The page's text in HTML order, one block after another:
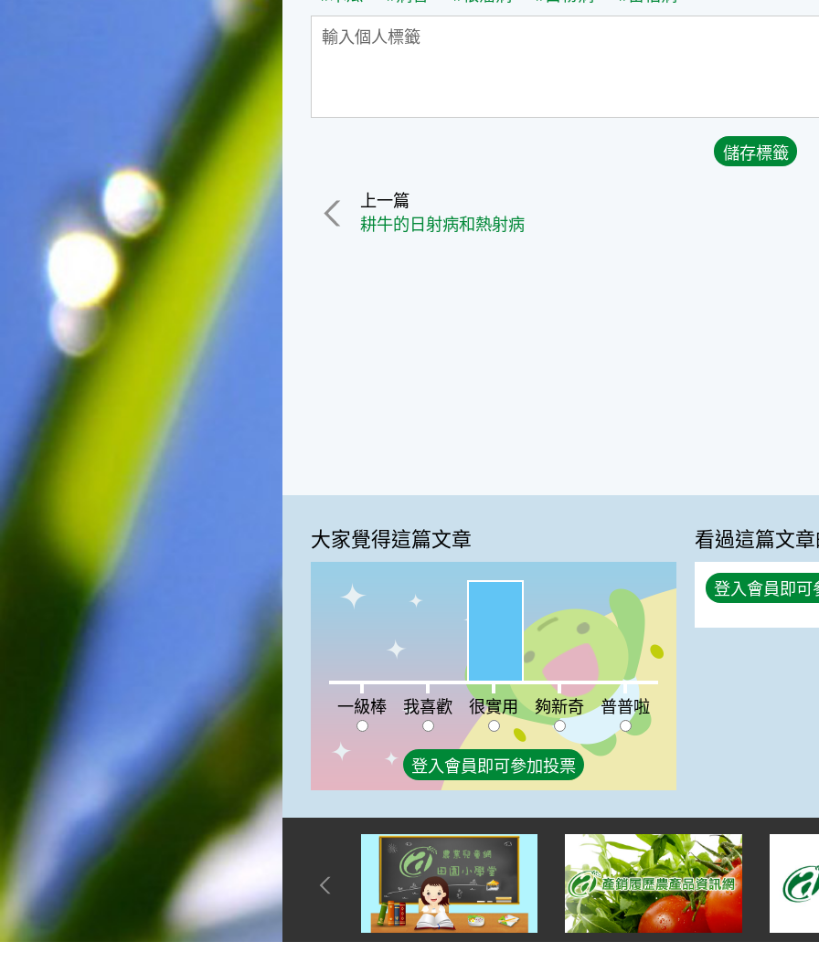
量會增加，如果在這時候發生
乾旱缺水的情形，就會迫使農
夫們休耕。相反的，如果因颱
風來襲帶來過多的雨水，就會
毀掉農夫們辛苦栽種的作物。
所以民間有「大暑大落大死，
無落無死」這句諺語，表示大
暑時節的雨水量對稻作的生長
影響很大。☆節氣小漁夫在這
個時節，台灣周圍的海域大多
佈滿暖水魚群，如：東北海域
有魷魚，基隆外海有小卷、赤
宗，彰化海域則有黃鰭鯛等漁
獲。這些都是漁夫們漁獲的重
點海域喔！不過，夏天吃海鮮
除了享受美味之外，一定要相
當重視保鮮和衛生的問題，因
為溫度太高容易發生食物腐
化、變質的問題。若是吃了不
新鮮、不乾淨的東西，可是會
生病的喲！☆節氣小園丁有句
話說「大暑吃鳳梨」，表示這
梨不僅是水果，它也被當成烹
調菜餚時的甜美食材，十分可
口。鳳梨的閩南語發音和「旺
祈求平安吉祥、生意興隆的象
徵。☆節氣生活大暑節氣裡，
重要的民俗節慶首推農曆六月
曆六月十五日是全年的一半，
家會一起吃「半年圓」，而
「半年圓」是用糯米磨成粉再
和上紅麵搓成的，大多會煮成
甜食來品嚐，象徵意義是團圓
與甜蜜喔！☆節氣俗諺1.「大
暑熱不透，大水風颱到」這句
俗諺的意思是：大暑這一天如
果不熱，就表示氣候不順，今
年內必須特別注意水災或風
災，以免影響到農作物的收成
喔！2.「熱在大小暑，好有雷
陣雨」這句俗諺的意思是：
大、小暑時節，炎夏天氣常常
熱得讓人受不了，還好常會有
午後雷陣雨出現，藉此舒緩了
上一篇
耕牛的日射病和熱射病
大家覺得這篇文章
一級棒:0%我喜歡:0% 夠新奇:0%普普啦:0%
一級棒 我喜歡 很實用 夠新奇 普普啦
登入會員即可參加投票
看過這篇文
登入會員即可